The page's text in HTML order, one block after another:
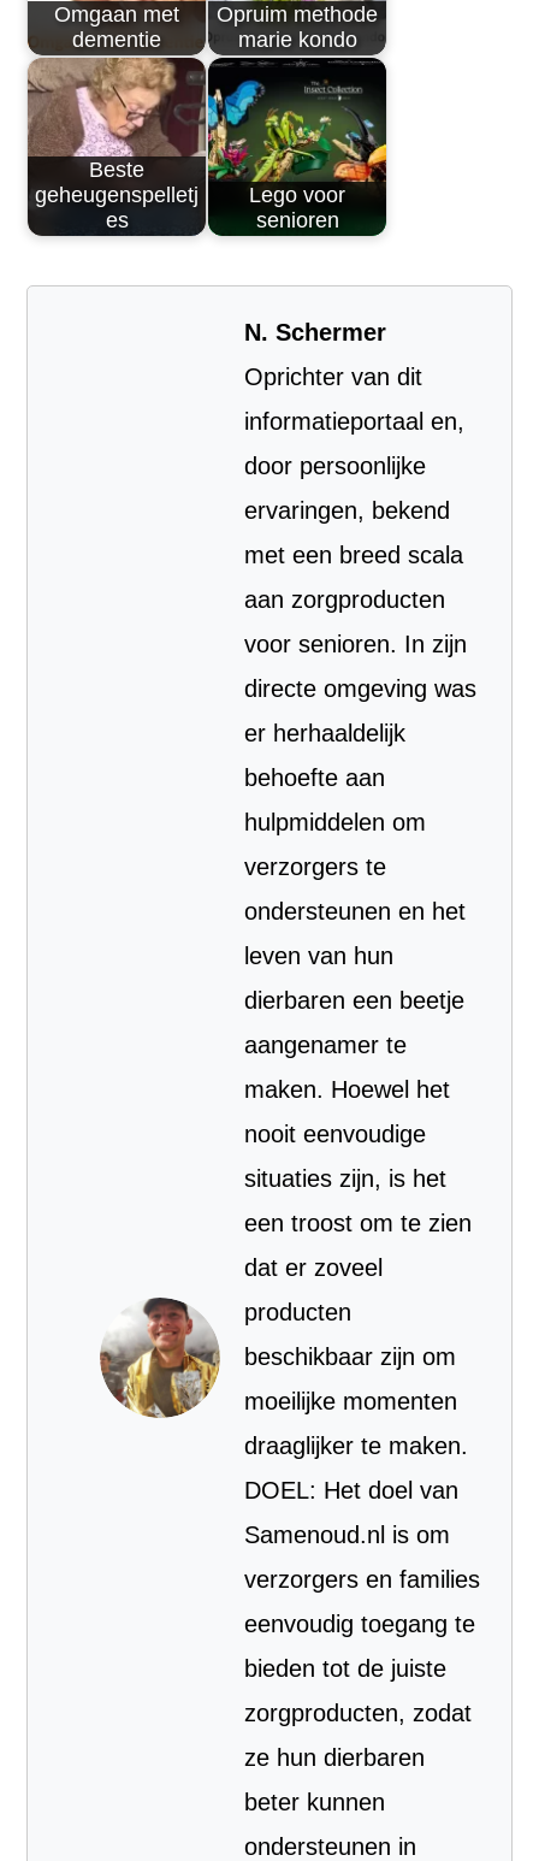
Omgaan met
dementie
Opruim methode
marie kondo
Beste
geheugenspelletj
es
Lego voor
senioren
N. Schermer
Oprichter van dit
informatieportaal en,
door persoonlijke
ervaringen, bekend
met een breed scala
aan zorgproducten
voor senioren. In zijn
directe omgeving was
er herhaaldelijk
behoefte aan
hulpmiddelen om
verzorgers te
ondersteunen en het
leven van hun
dierbaren een beetje
aangenamer te
maken. Hoewel het
nooit eenvoudige
situaties zijn, is het
een troost om te zien
dat er zoveel
producten
beschikbaar zijn om
moeilijke momenten
draaglijker te maken.
DOEL: Het doel van
Samenoud.nl is om
verzorgers en families
eenvoudig toegang te
bieden tot de juiste
zorgproducten, zodat
ze hun dierbaren
beter kunnen
ondersteunen in